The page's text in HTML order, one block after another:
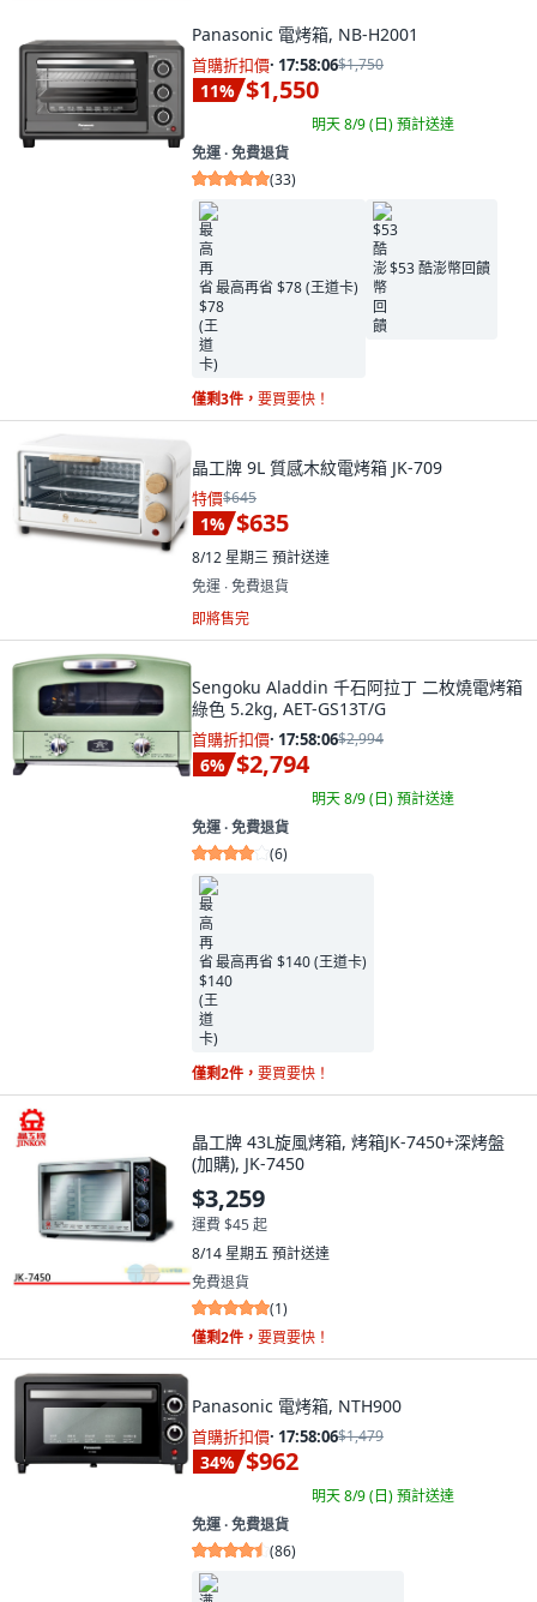
Panasonic 電烤箱, NB-H2001
首購折扣價· 17:58:04$1,750
11% $1,550
明天 8/9 (日)預計送達
免運 ∙ 免費退貨
(33)
最高再省 $78 (王道卡)
$53 酷澎幣回饋
僅剩3件， 要買要快！
晶工牌 9L 質感木紋電烤箱 JK-709
特價$645
1% $635
8/12 星期三預計送達
免運 ∙ 免費退貨
即將售完
Sengoku Aladdin 千石阿拉丁 二枚燒電烤箱
綠色 5.2kg, AET-GS13T/G
首購折扣價· 17:58:04$2,994
6% $2,794
明天 8/9 (日)預計送達
免運 ∙ 免費退貨
(6)
最高再省 $140 (王道卡)
僅剩2件， 要買要快！
晶工牌 43L旋風烤箱, 烤箱JK-7450+深烤盤
(加購), JK-7450
$3,259
運費 $45 起
8/14 星期五預計送達
免費退貨
(1)
僅剩2件， 要買要快！
Panasonic 電烤箱, NTH900
首購折扣價· 17:58:04$1,479
34% $962
明天 8/9 (日)預計送達
免運 ∙ 免費退貨
(86)